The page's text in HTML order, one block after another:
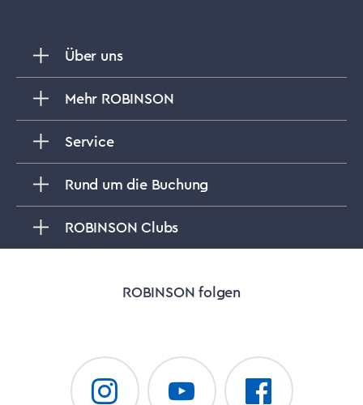
Über uns
Mehr ROBINSON
Service
Rund um die Buchung
ROBINSON Clubs
ROBINSON folgen